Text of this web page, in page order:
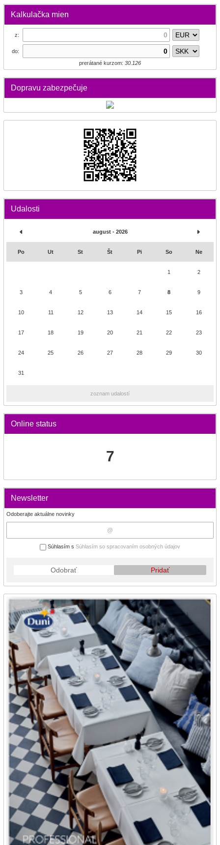
Kalkulačka mien
z:
do:
prerátané kurzom: 30.126
Dopravu zabezpečuje
Udalosti
august - 2026
Po Ut St Št Pi So Ne
1 2
3 4 5 6 7 8 9
10 11 12 13 14 15 16
17 18 19 20 21 22 23
24 25 26 27 28 29 30
31
zoznam udalostí
Online status
7
Newsletter
Odoberajte aktuálne novinky
Súhlasím s Súhlasím so spracovaním osobných údajov
Odobrať Pridať